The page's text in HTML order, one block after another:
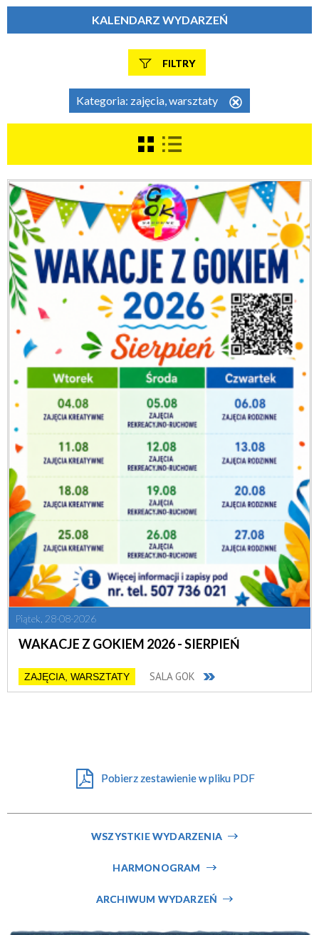
KALENDARZ WYDARZEŃ
FILTRY
Szukana fraza
Trwające w zakresie
—
Miejsce
Organizator
Kategoria: zajęcia, warsztaty
ten
Piątek, 28-08-2026
WAKACJE Z GOKIEM 2026 - SIERPIEŃ
ZAJĘCIA, WARSZTATY SALA GOK
Pobierz zestawienie w pliku PDF
WSZYSTKIE WYDARZENIA
HARMONOGRAM
ARCHIWUM WYDARZEŃ